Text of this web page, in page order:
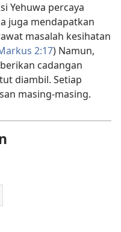
Yehuwa percaya
juga mendapatkan
masalah kesihatan
2:17) Namun,
cadangan
diambil. Setiap
masing-masing.